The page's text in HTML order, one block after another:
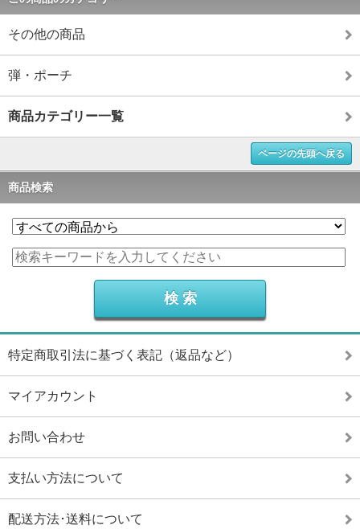
その他の商品
弾・ポーチ
商品カテゴリー一覧
ページの先頭へ戻る
商品検索
特定商取引法に基づく表記（返品など）
マイアカウント
お問い合わせ
支払い方法について
配送方法･送料について